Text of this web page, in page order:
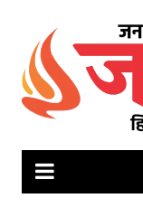
content